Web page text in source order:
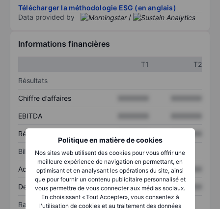
Politique en matière de cookies
Nos sites web utilisent des cookies pour vous offrir une
meilleure expérience de navigation en permettant, en
optimisant et en analysant les opérations du site, ainsi
que pour fournir un contenu publicitaire personnalisé et
vous permettre de vous connecter aux médias sociaux.
En choisissant « Tout Accepter», vous consentez à
l'utilisation de cookies et au traitement des données
Télécharger la méthodologie ESG (en anglais)
Data provided by
/
Informations financières
T1
T2
Résultats
Chiffre d’affaires
EBITDA
Résultat net XXXXXXX
Bilan
Actif total XXXXXXX XXXXXXX
Dette totale XXXXXXX XXXXXXX
Ratios